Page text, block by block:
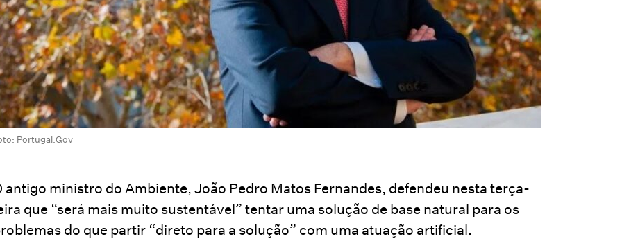
Portugal.Gov
antigo ministro do Ambiente, João Pedro Matos Fernandes, defendeu nesta terça-
que “será mais muito sustentável” tentar uma solução de base natural para os
do que partir “direto para a solução” com uma atuação artificial.